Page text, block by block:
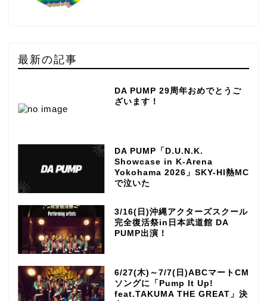
最新の記事
DA PUMP 29周年おめでとうご
ざいます！
DA PUMP「D.U.N.K.
Showcase in K-Arena
Yokohama 2026」SKY-HI熱MC
で泣いた
3/16(日)沖縄アクターズスクール
完全復活祭in日本武道館 DA
PUMP出演！
6/27(木)～7/7(日)ABCマートCM
ソングに「Pump It Up!
feat.TAKUMA THE GREAT」決